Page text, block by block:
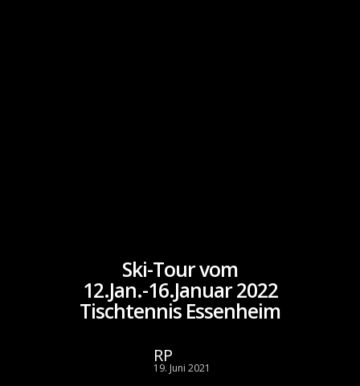
Ski-Tour vom
12.Jan.-16.Januar 2022
Tischtennis Essenheim
RP
19. Juni 2021